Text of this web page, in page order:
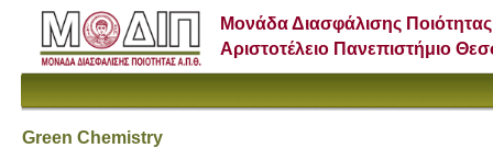
Μονάδα Διασφάλισης Ποιότητας
Αριστοτέλειο Πανεπιστήμιο
Green Chemistry